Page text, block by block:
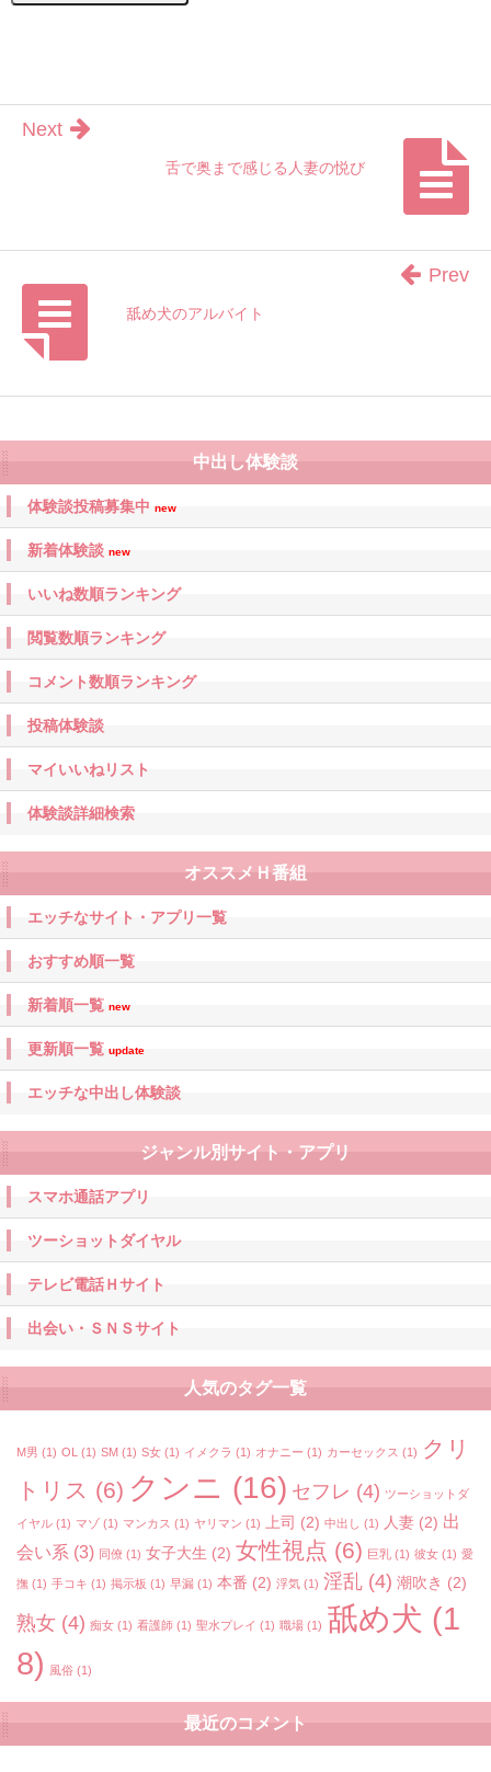
舌で奥まで感じる人妻の悦び
Next
舐め犬のアルバイト
Prev
中出し体験談
体験談投稿募集中 new
新着体験談 new
いいね数順ランキング
閲覧数順ランキング
コメント数順ランキング
投稿体験談
マイいいねリスト
体験談詳細検索
オススメＨ番組
エッチなサイト・アプリ一覧
おすすめ順一覧
新着順一覧 new
更新順一覧 update
エッチな中出し体験談
ジャンル別サイト・アプリ
スマホ通話アプリ
ツーショットダイヤル
テレビ電話Ｈサイト
出会い・ＳＮＳサイト
人気のタグ一覧
M男 (1) OL (1) SM (1) S女 (1) イメクラ (1) オナニー (1) カーセックス (1) クリ
トリス (6) クンニ (16) セフレ (4) ツーショットダ
イヤル (1) マゾ (1) マンカス (1) ヤリマン (1) 上司 (2) 中出し (1) 人妻 (2) 出
会い系 (3) 同僚 (1) 女子大生 (2) 女性視点 (6) 巨乳 (1) 彼女 (1) 愛
撫 (1) 手コキ (1) 掲示板 (1) 早漏 (1) 本番 (2) 浮気 (1) 淫乱 (4) 潮吹き (2)
熟女 (4) 痴女 (1) 看護師 (1) 聖水プレイ (1) 職場 (1) 舐め犬 (1
8) 風俗 (1)
最近のコメント